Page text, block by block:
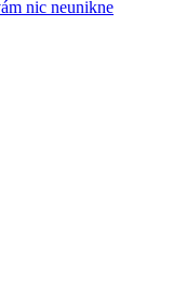
nic neunikne